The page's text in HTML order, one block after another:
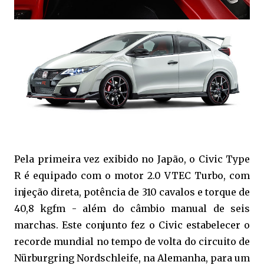
Pela primeira vez exibido no Japão, o Civic Type
R é equipado com o motor 2.0 VTEC Turbo, com
injeção direta, potência de 310 cavalos e torque de
40,8 kgfm - além do câmbio manual de seis
marchas. Este conjunto fez o Civic estabelecer o
recorde mundial no tempo de volta do circuito de
Nürburgring Nordschleife, na Alemanha, para um